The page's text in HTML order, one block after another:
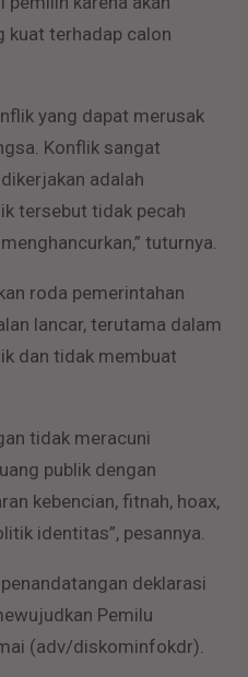
kuat terhadap calon
yang dapat merusak
Konflik sangat
adalah
tersebut tidak pecah
tuturnya.
roda pemerintahan
lancar, terutama dalam
dan tidak membuat
tidak meracuni
publik dengan
kebencian, fitnah, hoax,
identitas”, pesannya.
deklarasi
Pemilu
(adv/diskominfokdr).